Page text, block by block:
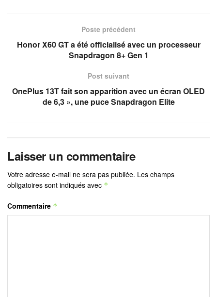
Poste précédent
Honor X60 GT a été officialisé avec un processeur
Snapdragon 8+ Gen 1
Post suivant
OnePlus 13T fait son apparition avec un écran OLED
de 6,3 », une puce Snapdragon Elite
Laisser un commentaire
Votre adresse e-mail ne sera pas publiée. Les champs
obligatoires sont indiqués avec *
Commentaire *